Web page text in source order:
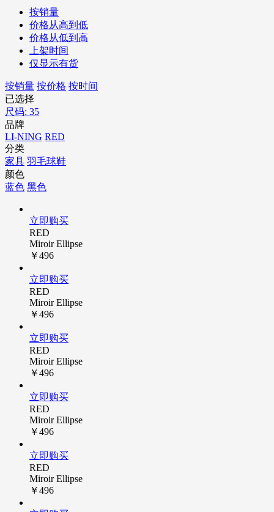
按销量
价格从高到低
价格从低到高
上架时间
仅显示有货
按销量 按价格 按时间
已选择
尺码: 35
品牌
LI-NING RED
分类
家具 羽毛球鞋
颜色
蓝色 黑色
立即购买
RED
Miroir Ellipse
￥496
立即购买
RED
Miroir Ellipse
￥496
立即购买
RED
Miroir Ellipse
￥496
立即购买
RED
Miroir Ellipse
￥496
立即购买
RED
Miroir Ellipse
￥496